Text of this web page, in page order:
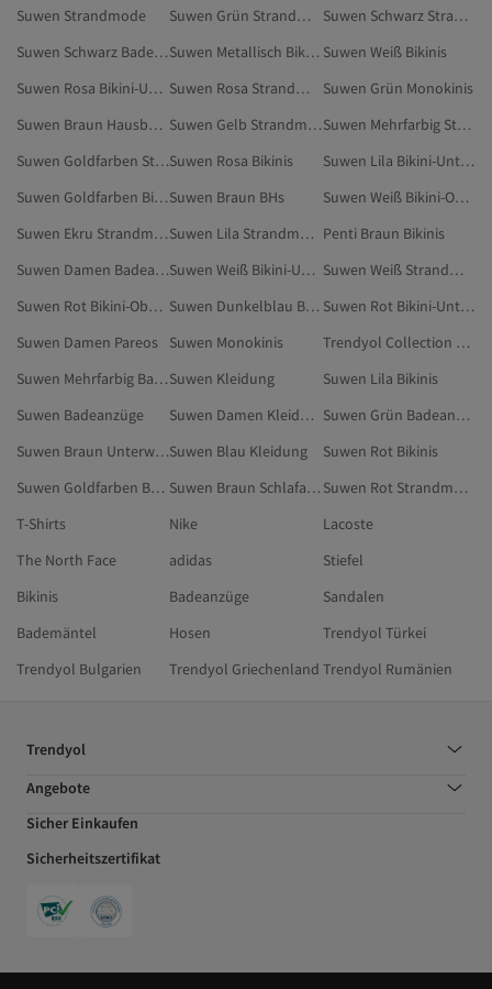
Suwen Strandmode
Suwen Grün Strandmode
Suwen Schwarz Strandmode
Suwen Schwarz Badeanzüge
Suwen Metallisch Bikini-Oberteile Suwen Weiß Bikinis
Suwen Rosa Bikini-Unterteile
Suwen Rosa Strandmode
Suwen Grün Monokinis
Suwen Braun Hausbekleidung
Suwen Gelb Strandmode
Suwen Mehrfarbig Strandmode
Suwen Goldfarben StrandmodeSuwen Rosa Bikinis
Suwen Lila Bikini-Unterteile
Suwen Goldfarben Bikini-UnterteileSuwen Braun BHs
Suwen Weiß Bikini-Oberteile
Suwen Ekru Strandmode
Suwen Lila Strandmode Penti Braun Bikinis
Suwen Damen Badeanzüge
Suwen Weiß Bikini-Unterteile
Suwen Weiß Strandmode
Suwen Rot Bikini-Oberteile
Suwen Dunkelblau Badeanzüge
Suwen Rot Bikini-Unterteile
Suwen Damen Pareos
Suwen Monokinis
Trendyol Collection Braun Bikinis
Suwen Mehrfarbig BadeanzügeSuwen Kleidung
Suwen Lila Bikinis
Suwen Badeanzüge
Suwen Damen Kleidung
Suwen Grün Badeanzüge
Suwen Braun Unterwäsche & NachtwäscheSuwen Blau Kleidung
Suwen Rot Bikinis
Suwen Goldfarben Badeanzüge
Suwen Braun Schlafanzüge
Suwen Rot Strandmode
T-Shirts
Nike
Lacoste
The North Face
adidas
Stiefel
Bikinis
Badeanzüge
Sandalen
Bademäntel
Hosen
Trendyol Türkei
Trendyol Bulgarien
Trendyol Griechenland Trendyol Rumänien
Trendyol
Angebote
Sicher Einkaufen
Sicherheitszertifikat